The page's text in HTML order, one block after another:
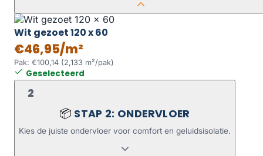
Wit gezoet 120 x 60
€46,95/m²
Pak: €100,14 (2,133 m²/pak)
Geselecteerd
2
📦 STAP 2: ONDERVLOER
Kies de juiste ondervloer voor comfort en geluidsisolatie.